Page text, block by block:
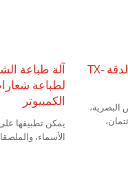
آلة طباعة الشاشة المسطحة عالية الدقة TX-
البصرية،
لطباعة
الكمبيوتر
يمكن تطبيقها
الأسماء،